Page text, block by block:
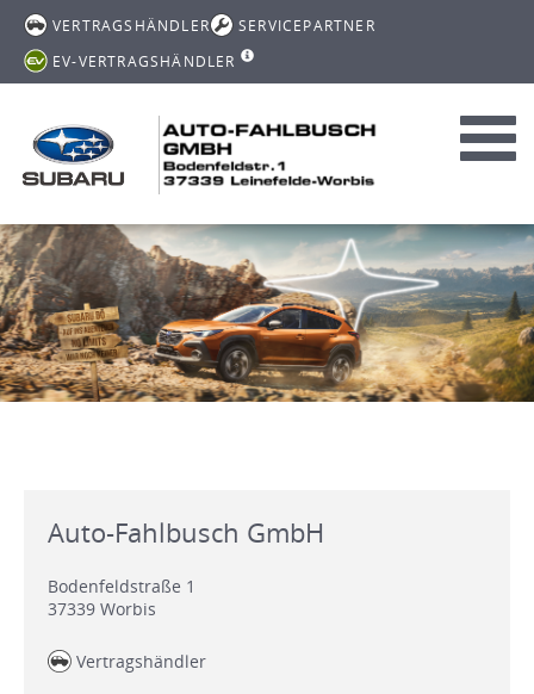
VERTRAGSHÄNDLER
SERVICEPARTNER
EV-VERTRAGSHÄNDLER
Auto-Fahlbusch GmbH
Bodenfeldstraße 1
37339 Worbis
Vertragshändler